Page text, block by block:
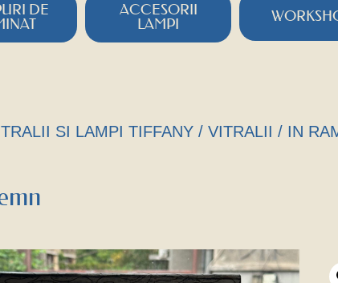
DE
ACCESORII
LAMPI
SI LAMPI TIFFANY /VITRALII / IN